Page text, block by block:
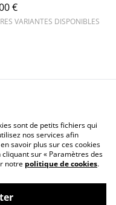
€
VARIANTES DISPONIBLES
Legal Terms
Cookie Policy
sont de petits fichiers qui
nos services afin
savoir plus sur ces cookies
sur « Paramètres des
notre politique de cookies.